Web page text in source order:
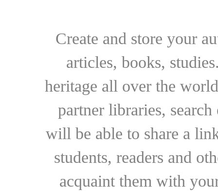
Create and store your
articles, books,
heritage all over the
partner libraries,
will be able to share a
students, readers and
acquaint them with